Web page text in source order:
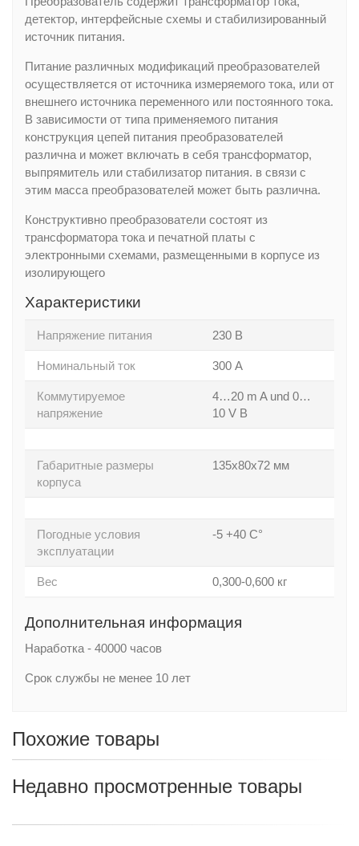
детектор, интерфейсные схемы и стабилизированный
источник питания.
Питание различных модификаций преобразователей
осуществляется от источника измеряемого тока, или от
внешнего источника переменного или постоянного тока.
В зависимости от типа применяемого питания
конструкция цепей питания преобразователей
различна и может включать в себя трансформатор,
выпрямитель или стабилизатор питания. в связи с
этим масса преобразователей может быть различна.
Конструктивно преобразователи состоят из
трансформатора тока и печатной платы с
электронными схемами, размещенными в корпусе из
изолирующего
Характеристики
Напряжение питания 230 В
Номинальный ток 300 А
Коммутируемое
напряжение
4…20 m A und 0…
10 V В
Габаритные размеры
корпуса
135х80х72 мм
Погодные условия
эксплуатации
-5 +40 С°
Вес 0,300-0,600 кг
Дополнительная информация
Наработка - 40000 часов
Срок службы не менее 10 лет
Похожие товары
Недавно просмотренные товары